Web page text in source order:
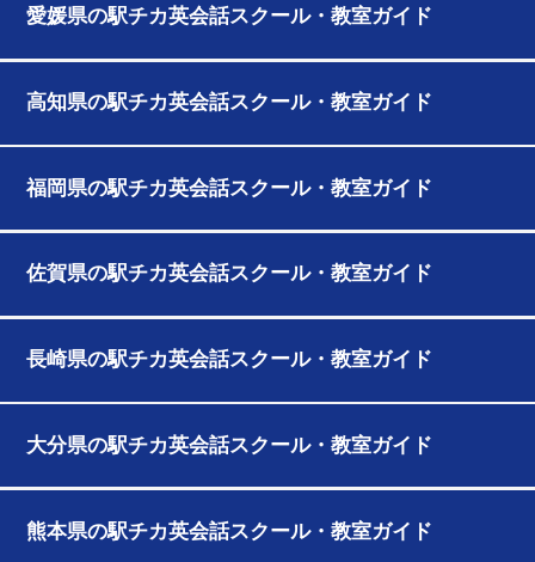
愛媛県の駅チカ英会話スクール・教室ガイド
高知県の駅チカ英会話スクール・教室ガイド
福岡県の駅チカ英会話スクール・教室ガイド
佐賀県の駅チカ英会話スクール・教室ガイド
長崎県の駅チカ英会話スクール・教室ガイド
大分県の駅チカ英会話スクール・教室ガイド
熊本県の駅チカ英会話スクール・教室ガイド